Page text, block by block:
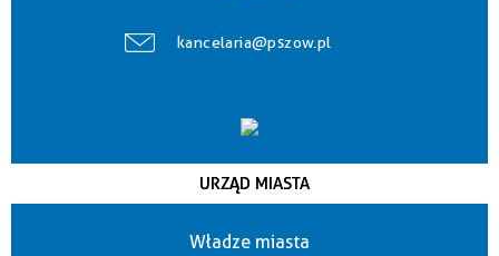
kancelaria@pszow.pl
URZĄD MIASTA
Władze miasta